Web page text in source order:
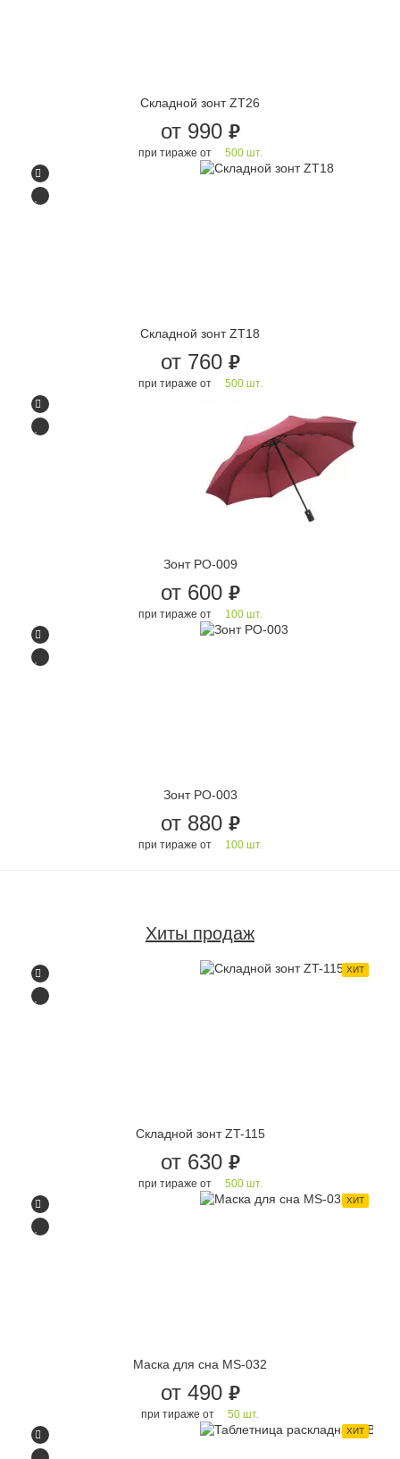
Складной зонт ZT26
от 990 руб.
при тираже от 500 шт.
Складной зонт ZT18
от 760 руб.
при тираже от 500 шт.
Зонт PO-009
от 600 руб.
при тираже от 100 шт.
Зонт PO-003
от 880 руб.
при тираже от 100 шт.
Хиты продаж
ХИТ
Складной зонт ZT-115
от 630 руб.
при тираже от 500 шт.
ХИТ
Маска для сна MS-032
от 490 руб.
при тираже от 50 шт.
ХИТ